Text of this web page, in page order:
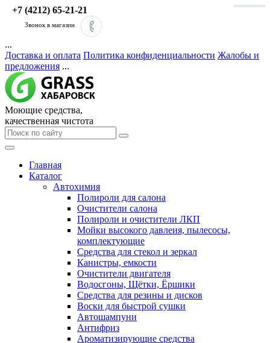
+7 (4212) 65-21-21
Звонок в магазин
...
Доставка и оплата Политика конфиденциальности Жалобы и
предложения ...
Моющие средства,
качественная чистота
Главная
Каталог
Автохимия
Полироли для салона
Очистители салона
Полироли и очистители ЛКП
Мойки высокого давлеия, пылесосы,
комплектующие
Средства для стекол и зеркал
Канистры, емкости
Очистители двигателя
Водосгоны, Щётки, Ёршики
Средства для резины и дисков
Воски для быстрой сушки
Автошампуни
Антифриз
Ароматизирующие средства